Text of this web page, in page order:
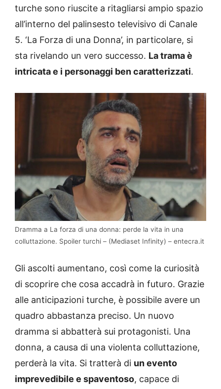
turche sono riuscite a ritagliarsi ampio spazio
all’interno del palinsesto televisivo di Canale
5. ‘La Forza di una Donna’, in particolare, si
sta rivelando un vero successo. La trama è
intricata e i personaggi ben caratterizzati.
Dramma a La forza di una donna: perde la vita in una
colluttazione. Spoiler turchi – (Mediaset Infinity) – entecra.it
Gli ascolti aumentano, così come la curiosità
di scoprire che cosa accadrà in futuro. Grazie
alle anticipazioni turche, è possibile avere un
quadro abbastanza preciso. Un nuovo
dramma si abbatterà sui protagonisti. Una
donna, a causa di una violenta colluttazione,
perderà la vita. Si tratterà di un evento
imprevedibile e spaventoso, capace di